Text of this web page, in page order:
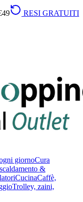
RESI GRATUITI
giornoCura
&
CucinaCaffè,
Trolley, zaini,